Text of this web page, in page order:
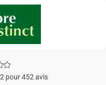
pour 452 avis